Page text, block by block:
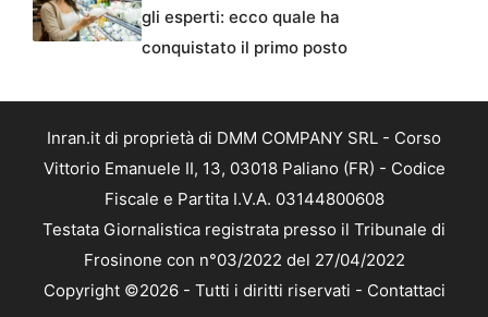
gli esperti: ecco quale ha
conquistato il primo posto
Inran.it di proprietà di DMM COMPANY SRL - Corso
Vittorio Emanuele II, 13, 03018 Paliano (FR) - Codice
Fiscale e Partita I.V.A. 03144800608
Testata Giornalistica registrata presso il Tribunale di
Frosinone con n°03/2022 del 27/04/2022
Copyright ©2026 - Tutti i diritti riservati - Contattaci